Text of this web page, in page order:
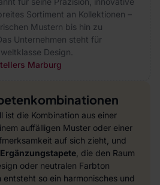
Sortiment an Kollektionen –
Mustern bis hin zu
Unternehmen steht für
Design.
Marburg
ist die Kombination aus einer
auffälligen Muster oder einer
auf sich zieht, und
Ergänzungstapete , die den Raum
oder neutralen Farbton
entsteht so ein harmonisches und